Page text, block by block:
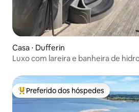
Casa ⋅ Dufferin
Luxo com lareira e banheira de
Entre os melhores preferidos dos
Preferido dos hóspedes